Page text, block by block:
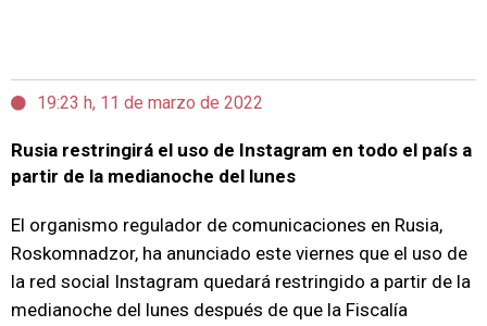
19:23 h, 11 de marzo de 2022
Rusia restringirá el uso de Instagram en todo el país a
partir de la medianoche del lunes
El organismo regulador de comunicaciones en Rusia,
Roskomnadzor, ha anunciado este viernes que el uso de
la red social Instagram quedará restringido a partir de la
medianoche del lunes después de que la Fiscalía